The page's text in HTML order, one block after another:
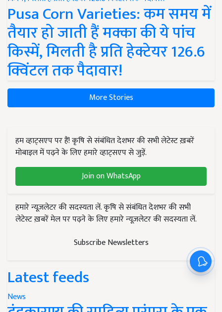
Pusa Corn Varieties: कम समय में
तैयार हो जाती हैं मक्का की ये पांच
किस्में, मिलती है प्रति हेक्टेयर 126.6
क्विंटल तक पैदावार!
More Stories
हम व्हाट्सएप पर हैं! कृषि से संबंधित देशभर की सभी लेटेस्ट ख़बरें
मोबाइल में पढ़ने के लिए हमारे व्हाट्सएप से जुड़ें.
Join on WhatsApp
हमारे न्यूज़लेटर की सदस्यता लें. कृषि से संबंधित देशभर की सभी
लेटेस्ट ख़बरें मेल पर पढ़ने के लिए हमारे न्यूज़लेटर की सदस्यता लें.
Subscribe Newsletters
Latest feeds
News